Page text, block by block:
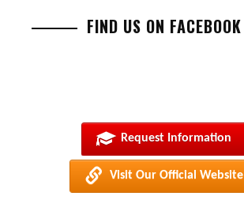
FIND US ON FACEBOOK
Request Information
Visit Our Official Website